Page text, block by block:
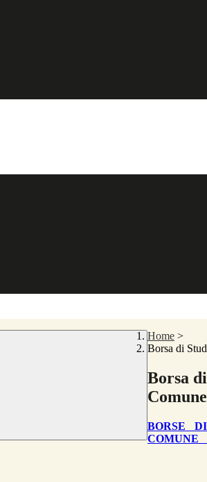
Home >
Borsa di
Borsa
BORSE